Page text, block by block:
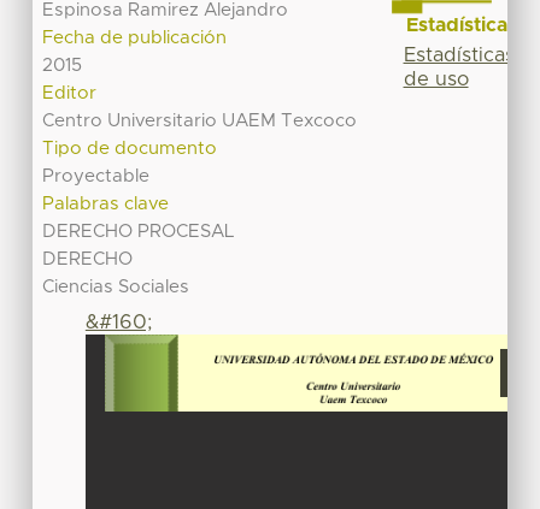
Espinosa Ramirez Alejandro
Fecha de publicación
2015
Editor
Centro Universitario UAEM Texcoco
Tipo de documento
Proyectable
Palabras clave
DERECHO PROCESAL
DERECHO
Ciencias Sociales
&#160;
Estadísticas
Estadísticas
de uso